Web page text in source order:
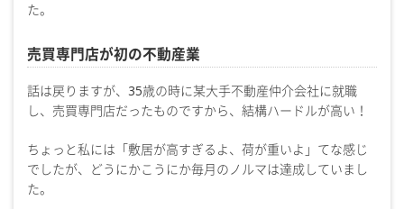
た。
売買専門店が初の不動産業
話は戻りますが、35歳の時に某大手不動産仲介会社に就職
し、売買専門店だったものですから、結構ハードルが高い！
ちょっと私には「敷居が高すぎるよ、荷が重いよ」てな感じ
でしたが、どうにかこうにか毎月のノルマは達成していまし
た。